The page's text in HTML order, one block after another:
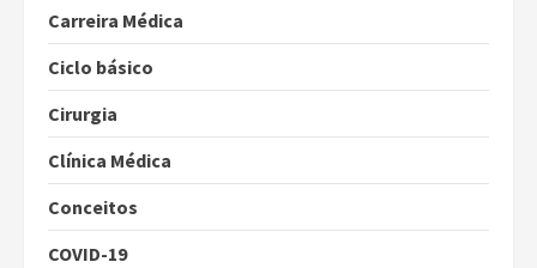
Carreira Médica
Ciclo básico
Cirurgia
Clínica Médica
Conceitos
COVID-19